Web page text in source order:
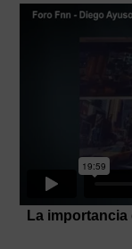
La